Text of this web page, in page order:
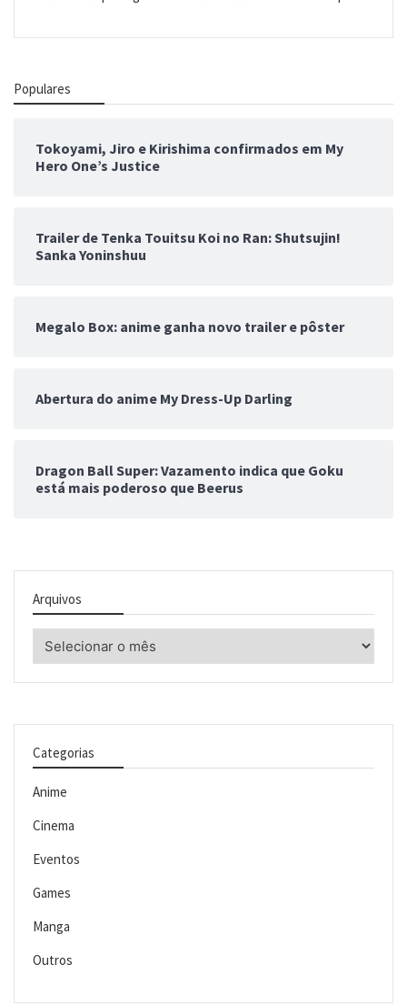
Populares
Tokoyami, Jiro e Kirishima confirmados em My
Hero One’s Justice
Trailer de Tenka Touitsu Koi no Ran: Shutsujin!
Sanka Yoninshuu
Megalo Box: anime ganha novo trailer e pôster
Abertura do anime My Dress-Up Darling
Dragon Ball Super: Vazamento indica que Goku
está mais poderoso que Beerus
Arquivos
Categorias
Anime
Cinema
Eventos
Games
Manga
Outros